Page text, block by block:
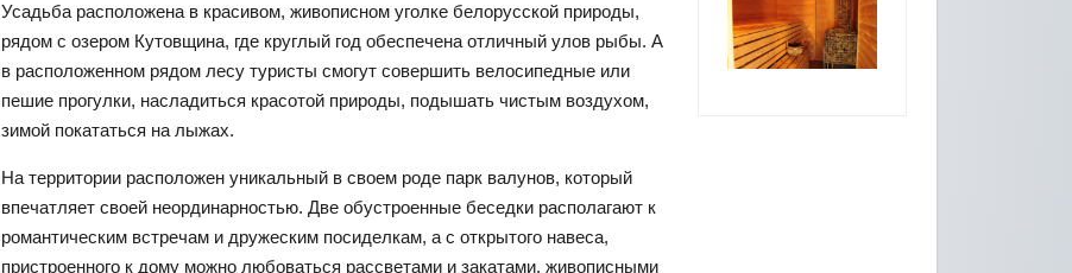
Усадьба расположена в красивом, живописном уголке белорусской природы,
рядом с озером Кутовщина, где круглый год обеспечена отличный улов рыбы. А
в расположенном рядом лесу туристы смогут совершить велосипедные или
пешие прогулки, насладиться красотой природы, подышать чистым воздухом,
зимой покататься на лыжах.
На территории расположен уникальный в своем роде парк валунов, который
впечатляет своей неординарностью. Две обустроенные беседки располагают к
романтическим встречам и дружеским посиделкам, а с открытого навеса,
пристроенного к дому можно любоваться рассветами и закатами, живописными